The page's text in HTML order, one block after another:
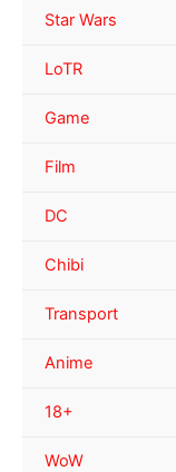
Star Wars
LoTR
Game
Film
DC
Chibi
Transport
Anime
18+
WoW